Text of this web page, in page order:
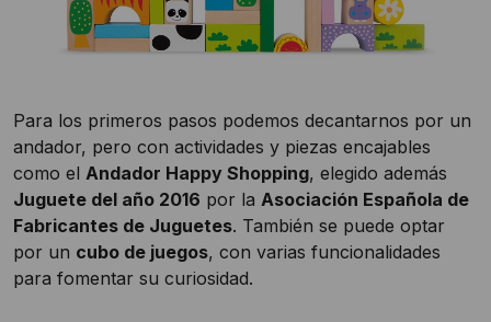
Para los primeros pasos podemos decantarnos por un
andador, pero con actividades y piezas encajables
como el Andador Happy Shopping, elegido además
Juguete del año 2016 por la Asociación Española de
Fabricantes de Juguetes. También se puede optar
por un cubo de juegos, con varias funcionalidades
para fomentar su curiosidad.